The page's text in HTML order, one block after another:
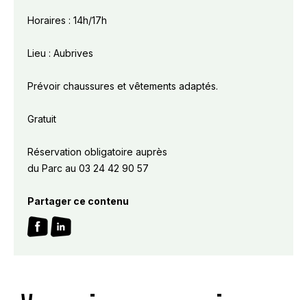
Horaires : 14h/17h
Lieu : Aubrives
Prévoir chaussures et vêtements adaptés.
Gratuit
Réservation obligatoire auprès
du Parc au 03 24 42 90 57
Partager ce contenu